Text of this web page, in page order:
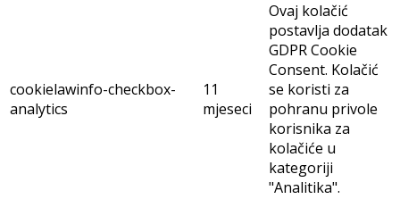
cookielawinfo-checkbox-
analytics
11
mjeseci
Ovaj kolačić
postavlja dodatak
GDPR Cookie
Consent. Kolačić
se koristi za
pohranu privole
korisnika za
kolačiće u
kategoriji
"Analitika".